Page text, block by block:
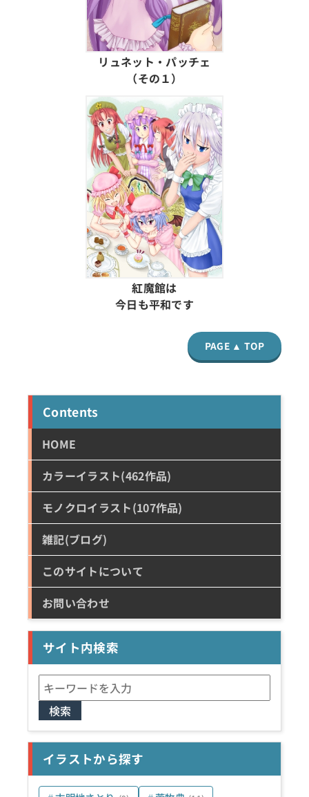
リュネット・パッチェ
（その１）
紅魔館は
今日も平和です
PAGE ▲ TOP
Contents
HOME
カラーイラスト(462作品)
モノクロイラスト(107作品)
雑記(ブログ)
このサイトについて
お問い合わせ
サイト内検索
検
索:
イラストから探す